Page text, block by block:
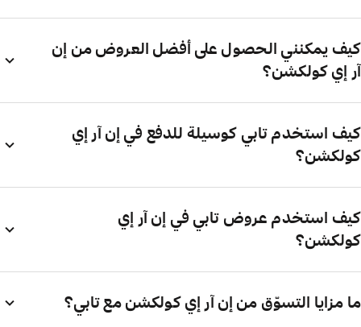
كيف يمكنني الحصول على أفضل العروض من إن
آر إي كولكشن؟
كيف استخدم تابي كوسيلة للدفع في إن آر إي
كولكشن؟
كيف استخدم عروض تابي في إن آر إي
كولكشن؟
ما مزايا التسوّق من إن آر إي كولكشن مع تابي؟